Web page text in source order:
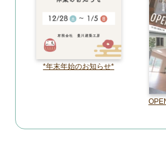
*年末年始のお知らせ*